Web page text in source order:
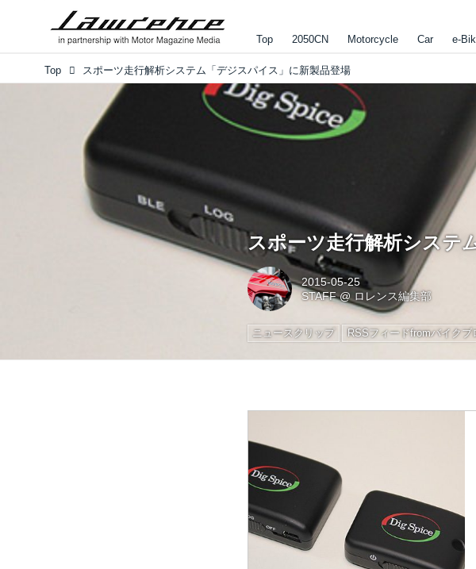
Top 2050CN Motorcycle Car e-
Top スポーツ走行解析システム「デジスパイス」に新製品登場
スポーツ走行解析システ
2015-05-25
STAFF@ロレンス編集部
ニュースクリップ RSSフィードfromバイクブ